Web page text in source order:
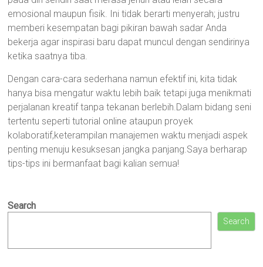
emosional maupun fisik. Ini tidak berarti menyerah; justru
memberi kesempatan bagi pikiran bawah sadar Anda
bekerja agar inspirasi baru dapat muncul dengan sendirinya
ketika saatnya tiba.
Dengan cara-cara sederhana namun efektif ini, kita tidak
hanya bisa mengatur waktu lebih baik tetapi juga menikmati
perjalanan kreatif tanpa tekanan berlebih.Dalam bidang seni
tertentu seperti tutorial online ataupun proyek
kolaboratif,keterampilan manajemen waktu menjadi aspek
penting menuju kesuksesan jangka panjang.Saya berharap
tips-tips ini bermanfaat bagi kalian semua!
Search
Search